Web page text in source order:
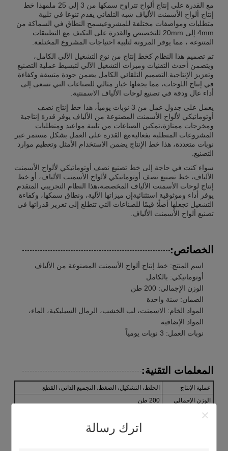
اترك رسالة
مع القدرة على إنتاج ألواح تتراوح سمكها من 3 إلى 25 ملمهذا خط
إنتاج ألواح الأسمنت الألياف شبه التلقائي يقدم تنوعا في تلبية
متطلبات ومواصفات مختلفة للمشروعيسمح النطاق في السماكة من
4mm إلى 20mm للتخصيص والقدرة على التكيف مع التطبيقات
المتنوعة ، مما يوفر المرونة لتلبية احتياجات المشروع المختلفة.
تم تصميم هذا النظام كخط إنتاج من نوع التشغيل الآلي الكامل،
ويتضمن أحدث التقنيات وميزات التشغيل الآلي لتبسيط عملية التصنيع
وتعزيز الإنتاجية.التصميم التلقائي الكامل يضمن جودة متسقة وكفاءة
في إنتاج اللوحات، مما يجعلها خيار مثالي للصناعات التي تسعى إلى
أداء عال ودقة في تصنيع لوحات الألياف الاسمنتية.
يعمل على جدول عمل من 3 نوبات يومياً، هذا خط إنتاج نصف
أوتوماتيكي لألواح الأسمنت المصنوعة من الألياف يوفر قدرة إنتاجية
ومخرجات ممتازة،تمكين الصناعات من تلبية مواعيد ومتطلبات
المشروعات المتطلبة بفعاليةمع القدرة على العمل بشكل مستمر عبر
نوبات متعددة، هذا خط الإنتاج يضمن الاستخدام الأمثل وتعظيم موارد
التصنيع.
سواء كنت في حاجة إلى خط تصنيع نصف أوتوماتيكي لألواح الأسمنت
الألياف، خط تصنيع نصف أوتوماتيكي لألواح الأسمنت الألياف، أو خط
إنتاج لوحات الأسمنت الألياف المخصصة،هذا النظام التجريبي المتقدم
يوفر أداء وموثوقية استثنائيةإن ميزاتها الآلية، ونطاق سمكها، وكفاءة
التشغيل تجعلها أصلًا قيمًا للصناعات التي تتطلع إلى تعزيز قدراتها في
تصنيع ألواح الأسمنت الألياف.
الخصائص:
اسم المنتج: خط إنتاج ألواح الأسمنت المصنوعة من الألياف
أوتوماتيكي: بالكامل
الوزن الإجمالي: 200 طن
الضمان: سنة واحدة
المواد الخام: الاسمنت، لب الخشب، الرمال السيليكية، الماء،
المواد الإضافية
نوبات العمل: 3 نوبات يومياً
المعلمات التقنية:
عملية الإنتاج
الخلط، التشكيل، الضغط، التجميع الذاتي، القطع
الوزن الإجمالي
200 طن
عرض اللوحة